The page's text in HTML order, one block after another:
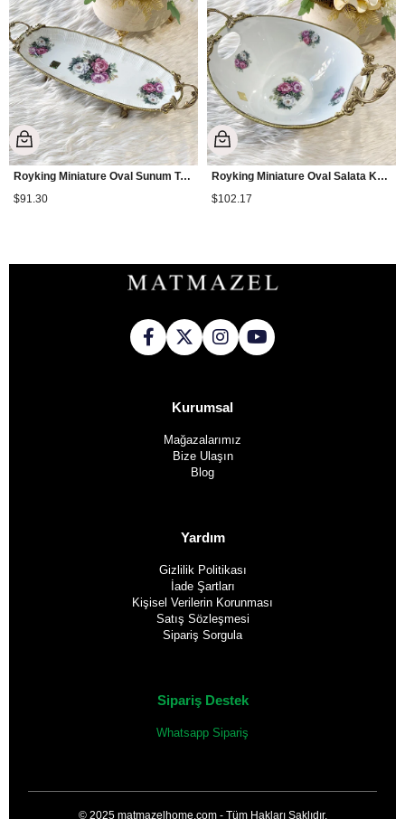
Royking Miniature Oval Sunum Tabağı 44 cm
$91.30
Royking Miniature Oval Salata Kasesi
$102.17
Kurumsal
Mağazalarımız
Bize Ulaşın
Blog
Yardım
Gizlilik Politikası
İade Şartları
Kişisel Verilerin Korunması
Satış Sözleşmesi
Sipariş Sorgula
Sipariş Destek
Whatsapp Sipariş
© 2025 matmazelhome.com - Tüm Hakları Saklıdır.